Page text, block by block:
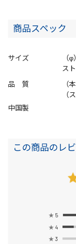
商品スペック
サイズ
（
ス
品 質
（
（
中国製
この商品のレ
★ 5
★ 4
★ 3